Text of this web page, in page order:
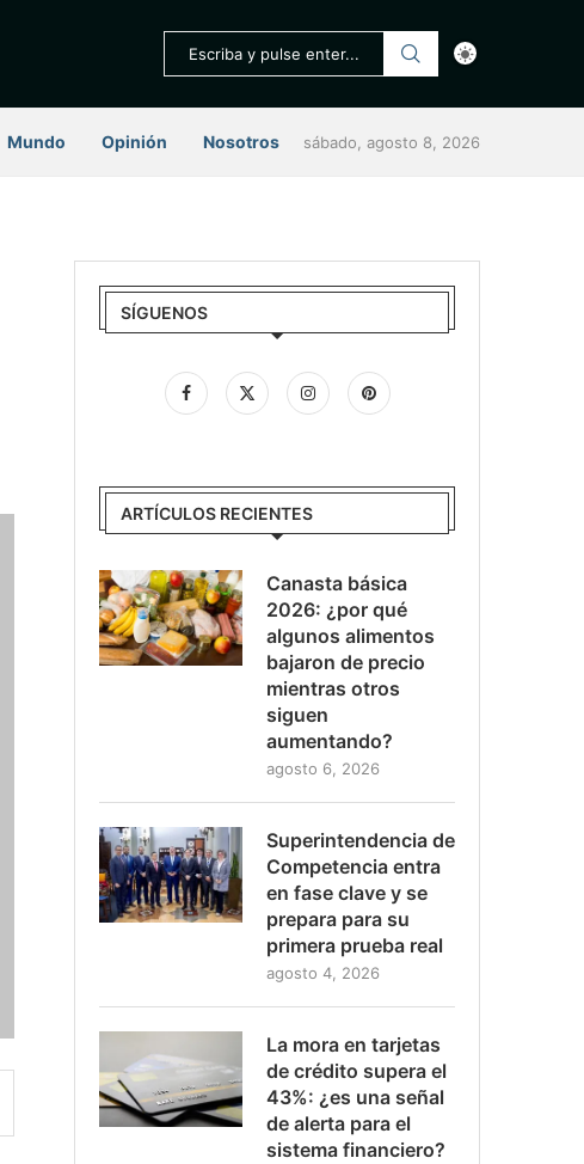
Mundo Opinión Nosotros sábado, agosto 8, 2026
SÍGUENOS
ARTÍCULOS RECIENTES
Canasta básica
2026: ¿por qué
algunos alimentos
bajaron de precio
mientras otros
siguen
aumentando?
agosto 6, 2026
Superintendencia de
Competencia entra
en fase clave y se
prepara para su
primera prueba real
agosto 4, 2026
La mora en tarjetas
de crédito supera el
43%: ¿es una señal
de alerta para el
sistema financiero?